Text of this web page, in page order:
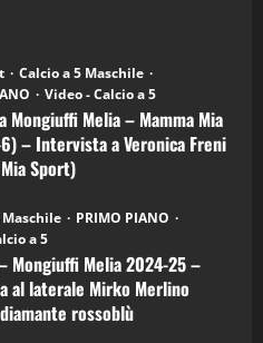
Calcio a 5 Maschile
Video - Calcio a 5
Mongiuffi Melia – Mamma Mia
– Intervista a Veronica Freni
Sport)
Maschile
PRIMO PIANO
a 5
Mongiuffi Melia 2024-25 –
al laterale Mirko Merlino
rossoblù
in Podcast
in Podcast: 28^ Puntata
Aprile 2026)
in Podcast: 27^ Puntata
Aprile 2026)